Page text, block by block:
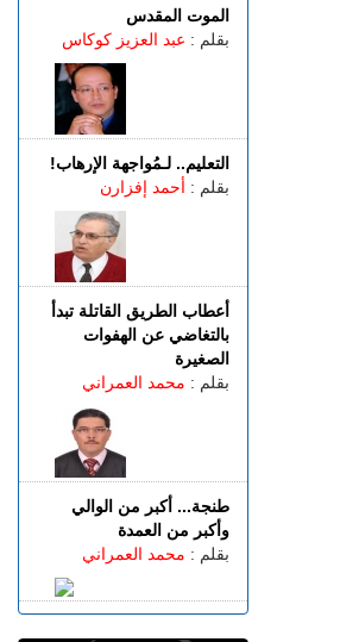
الموت المقدس
بقلم : عبد العزيز كوكاس
التعليم.. لـمُواجهة الإرهاب!
بقلم : أحمد إفزارن
أعطاب الطريق القاتلة تبدأ
بالتغاضي عن الهفوات
الصغيرة
بقلم : محمد العمراني
طنجة... أكبر من الوالي
وأكبر من العمدة
بقلم : محمد العمراني